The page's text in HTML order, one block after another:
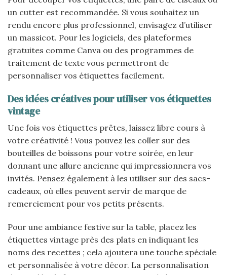
un cutter est recommandée. Si vous souhaitez un
rendu encore plus professionnel, envisagez d’utiliser
un massicot. Pour les logiciels, des plateformes
gratuites comme Canva ou des programmes de
traitement de texte vous permettront de
personnaliser vos étiquettes facilement.
Des idées créatives pour utiliser vos étiquettes
vintage
Une fois vos étiquettes prêtes, laissez libre cours à
votre créativité ! Vous pouvez les coller sur des
bouteilles de boissons pour votre soirée, en leur
donnant une allure ancienne qui impressionnera vos
invités. Pensez également à les utiliser sur des sacs-
cadeaux, où elles peuvent servir de marque de
remerciement pour vos petits présents.
Pour une ambiance festive sur la table, placez les
étiquettes vintage près des plats en indiquant les
noms des recettes ; cela ajoutera une touche spéciale
et personnalisée à votre décor. La personnalisation